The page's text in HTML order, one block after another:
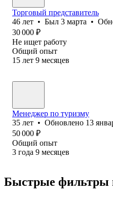
Торговый представитель
46 лет • Был 3 марта •
30 000 ₽
Не ищет работу
Общий опыт
15 лет 9 месяцев
Менеджер по туризму
35 лет • Обновлено 13
50 000 ₽
Общий опыт
3 года 9 месяцев
Быстрые фильтры